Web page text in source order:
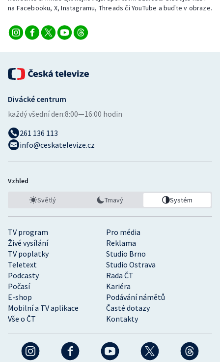
na Facebooku, X, Instagramu, Threads či YouTube a buďte v obraze.
TV program
Pro média
Živé vysílání
Reklama
TV poplatky
Studio Brno
Teletext
Studio Ostrava
Podcasty
Rada ČT
Počasí
Kariéra
E-shop
Podávání námětů
Mobilní a TV aplikace
Časté dotazy
Vše o ČT
Kontakty
Divácké centrum
každý všední den:8:00—16:00 hodin
261 136 113
info@ceskatelevize.cz
Vzhled
Světlý Tmavý Systém